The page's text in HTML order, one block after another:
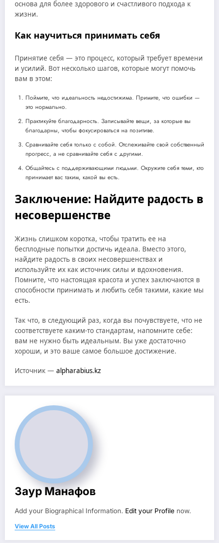
основа для более здорового и счастливого подхода к
жизни.
Как научиться принимать себя
Принятие себя — это процесс, который требует времени
и усилий. Вот несколько шагов, которые могут помочь
вам в этом:
Поймите, что идеальность недостижима. Примите, что ошибки —
это нормально.
Практикуйте благодарность. Записывайте вещи, за которые вы
благодарны, чтобы фокусироваться на позитиве.
Сравнивайте себя только с собой. Отслеживайте свой собственный
прогресс, а не сравнивайте себя с другими.
Общайтесь с поддерживающими людьми. Окружите себя теми, кто
принимает вас таким, какой вы есть.
Заключение: Найдите радость в
несовершенстве
Жизнь слишком коротка, чтобы тратить ее на
бесплодные попытки достичь идеала. Вместо этого,
найдите радость в своих несовершенствах и
используйте их как источник силы и вдохновения.
Помните, что настоящая красота и успех заключаются в
способности принимать и любить себя такими, какие мы
есть.
Так что, в следующий раз, когда вы почувствуете, что не
соответствуете каким-то стандартам, напомните себе:
вам не нужно быть идеальным. Вы уже достаточно
хороши, и это ваше самое большое достижение.
Источник — alpharabius.kz
Заур Манафов
Add your Biographical Information. Edit your Profile now.
View All Posts